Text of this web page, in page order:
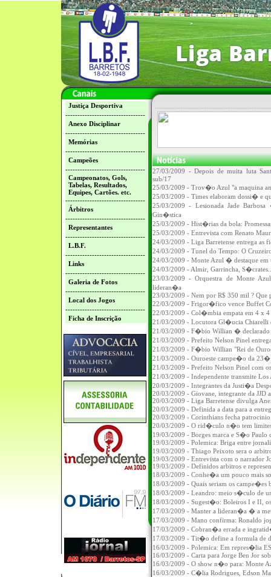
Justiça Desportiva
---------------------------------
Anexo Disciplinar
---------------------------------
Memórias
---------------------------------
Campeões
---------------------------------
Campeonatos, Gols,
Tabelas, Resultados,
Equipes, Cartões. etc.
---------------------------------
Árbitros
---------------------------------
Representantes
---------------------------------
L.B.F.
---------------------------------
Links
---------------------------------
Galeria de Fotos
---------------------------------
Local dos Jogos
---------------------------------
Ficha de Inscrição
27/03/2009 - Depois de muita luta
sub/17
25/03/2009 - Trov�o Azul "a maquina
25/03/2009 - Times elaboram dossi� e
25/03/2009 - Lesionada Jade
Gin�stica
25/03/2009 - Hist�rias da bola:
25/03/2009 - Entrevista com Renato
24/03/2009 - Liga Barretense entrega as
24/03/2009 - Tunel do Tempo: O
24/03/2009 - Monte Azul � destaque em
24/03/2009 - Almir, Garrincha,
23/03/2009 - Orquestra de Monte
lideran�a
23/03/2009 - Nem por R$ 350 mil ? Que
22/03/2009 - Frigor�fico vence Buffet
22/03/2009 - Col�mbia empata em 4 x
21/03/2009 - Locutora Gl�ucia Chiarelli
21/03/2009 - F�bio Willian � declarado
21/03/2009 - Prefeito Nelson Pinel
21/03/2009 - F�bio Willian "Rei de
21/03/2009 - Ouroeste campe�o da
21/03/2009 - Prefeito Nelson Pinel com
21/03/2009 - Independente transmite
20/03/2009 - Integrantes da Justi�a
20/03/2009 - Giovane, integrante da JJD
20/03/2009 - Liga Barretense divulga
20/03/2009 - Definida a data para a
20/03/2009 - Corinthians fecha
20/03/2009 - O rid�culo n�o tem
19/03/2009 - Borges marca e S�o Paulo
19/03/2009 - Polemica: Briga entre
19/03/2009 - Thiago Peixoto sera o
19/03/2009 - Entrevista com o narrador
19/03/2009 - Definidos arbitros e
18/03/2009 - Conhe�a um pouco mais
18/03/2009 - Quais seriam os campe�es
18/03/2009 - Leandro: meio s�culo de
18/03/2009 - Sugest�o: Boleiros I e II,
17/03/2009 - Manter a lideran�a � a
17/03/2009 - Mano confirma: Ronaldo
17/03/2009 - Cobran�a errada e
17/03/2009 - Tit�o define a formula de
16/03/2009 - Polemica: Em repres�lia
16/03/2009 - Carta para Jorge Ben Jor
16/03/2009 - O show n�o para: Monte
16/03/2009 - C�lia Rodrigues, Edson